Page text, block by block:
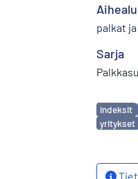
palkat
Sarja
indeksit
yritykset